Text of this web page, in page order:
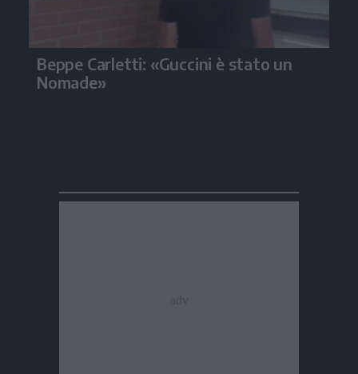
Beppe Carletti: «Guccini è stato un
Nomade»